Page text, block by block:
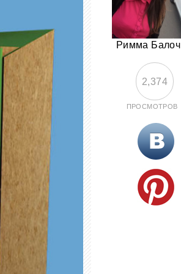
Римма Балоч
2,374
ПРОСМОТРОВ